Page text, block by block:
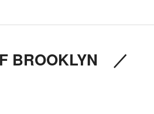
BROOKLYN ／